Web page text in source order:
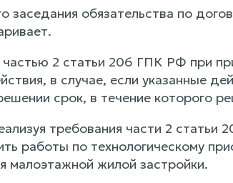
заседания обязательства по
частью 2 статьи 206 ГПК РФ при
в случае, если указанные
срок, в течение которого
требования части 2
работы по технологическому
малоэтажной жилой застройки.